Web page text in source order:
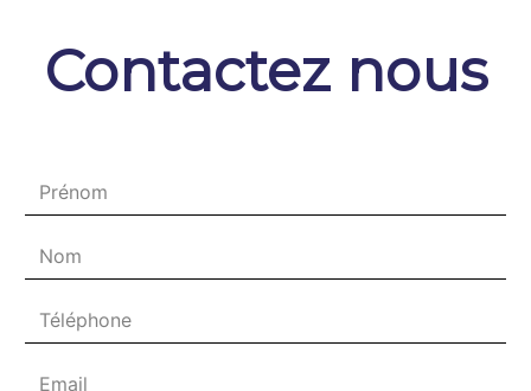
Contactez nous